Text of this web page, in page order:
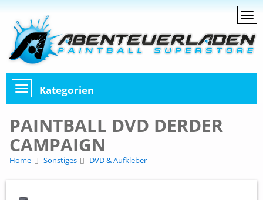
Kategorien
PAINTBALL DVD DERDER
CAMPAIGN
Home Sonstiges DVD & Aufkleber